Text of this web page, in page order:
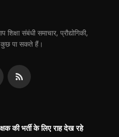
संबंधी समाचार, प्रौद्योगिकी,
कुछ पा सकते हैं।
की भर्ती के लिए राह देख रहे